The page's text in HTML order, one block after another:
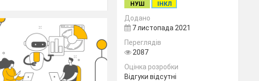
НУШ ІНКЛ
Додано
7 листопада 2021
Переглядів
2087
Оцінка розробки
Відгуки відсутні